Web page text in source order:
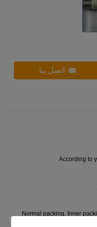
اتصل بنا
According to
Normal packing. Inner